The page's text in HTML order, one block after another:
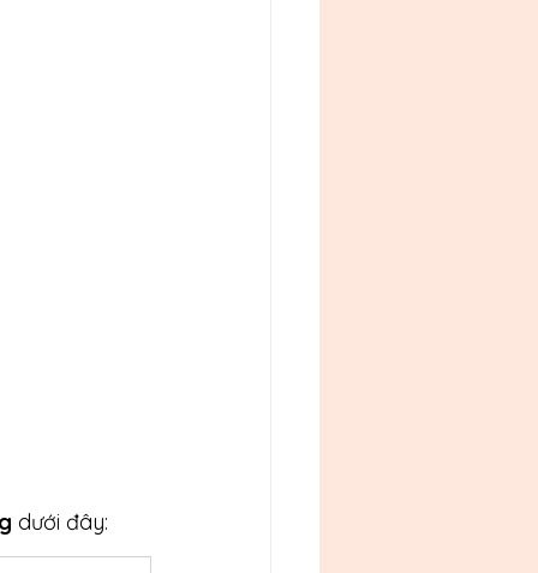
dưới đây: